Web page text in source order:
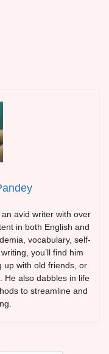
avid writer with over
in both English and
vocabulary, self-
you’ll find him
up with old friends, or
He also dabbles in life
to streamline and